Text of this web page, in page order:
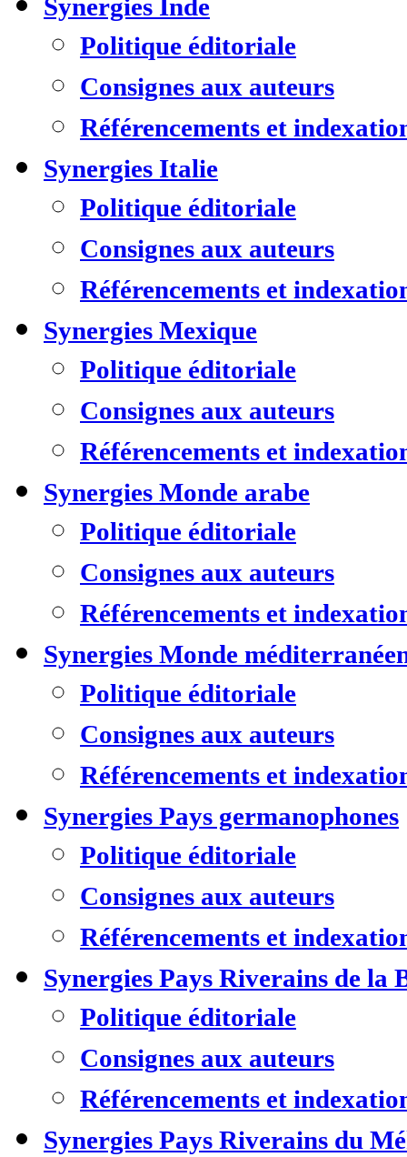
Synergies Inde
Politique éditoriale
Consignes aux auteurs
Référencements et
Synergies Italie
Politique éditoriale
Consignes aux auteurs
Référencements et
Synergies Mexique
Politique éditoriale
Consignes aux auteurs
Référencements et
Synergies Monde arabe
Politique éditoriale
Consignes aux auteurs
Référencements et
Synergies Monde
Politique éditoriale
Consignes aux auteurs
Référencements et
Synergies Pays germanophones
Politique éditoriale
Consignes aux auteurs
Référencements et
Synergies Pays Riverains de la
Politique éditoriale
Consignes aux auteurs
Référencements et
Synergies Pays Riverains du